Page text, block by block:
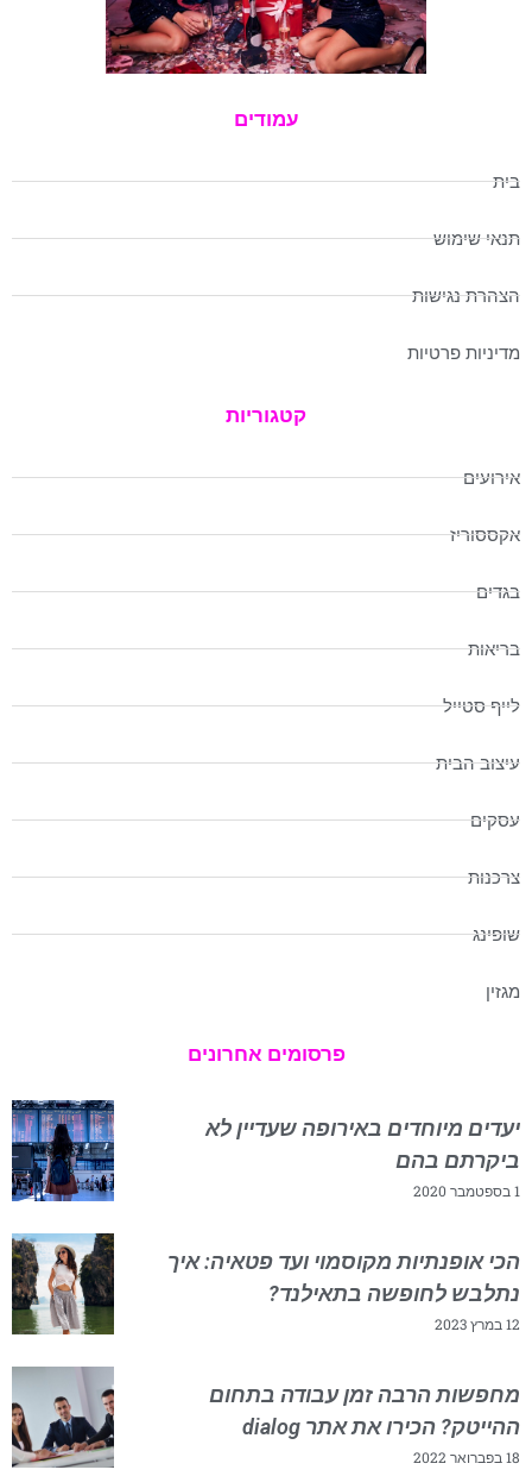
עמודים
בית
תנאי שימוש
הצהרת נגישות
מדיניות פרטיות
קטגוריות
אירועים
אקססוריז
בגדים
בריאות
לייף סטייל
עיצוב הבית
עסקים
צרכנות
שופינג
מגזין
פרסומים אחרונים
יעדים מיוחדים באירופה שעדיין לא
ביקרתם בהם
1 בספטמבר 2020
הכי אופנתיות מקוסמוי ועד פטאיה: איך
נתלבש לחופשה בתאילנד?
12 במרץ 2023
מחפשות הרבה זמן עבודה בתחום
ההייטק? הכירו את אתר dialog
18 בפברואר 2022